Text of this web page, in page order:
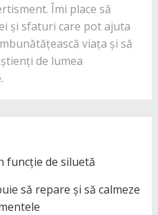
Îmi place să
și sfaturi care pot ajuta
viața și să
de lumea
funcție de siluetă
să repare și să calmeze